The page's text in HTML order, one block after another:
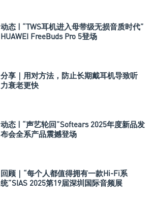
动态 | “TWS耳机进入母带级无损音质时代”
HUAWEI FreeBuds Pro 5登场
分享｜用对方法，防止长期戴耳机导致听
力衰老更快
动态 | “声艺轮回”Softears 2025年度新品发
布会全系产品震撼登场
回顾｜“每个人都值得拥有一款Hi-Fi系
统”SIAS 2025第19届深圳国际音频展